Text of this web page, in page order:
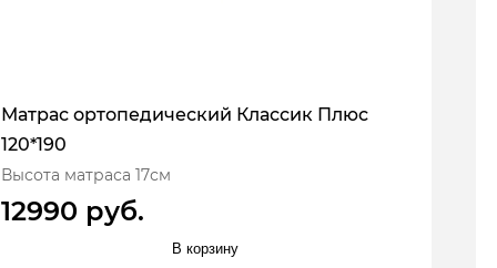
Матрас ортопедический Классик Плюс
120*190
Высота матраса 17см
12990 руб.
В корзину